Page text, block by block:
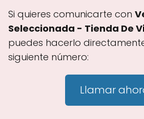
Si quieres comunicarte con
Seleccionada - Tienda De
puedes hacerlo
siguiente número:
Llamar